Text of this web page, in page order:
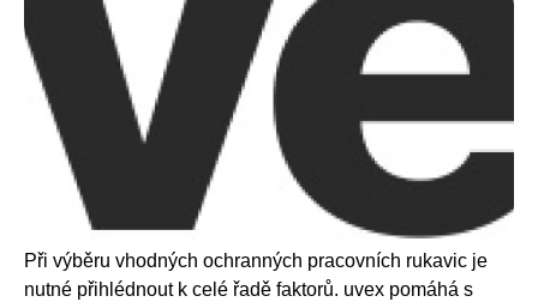
Při výběru vhodných ochranných pracovních rukavic je
nutné přihlédnout k celé řadě faktorů. uvex pomáhá s